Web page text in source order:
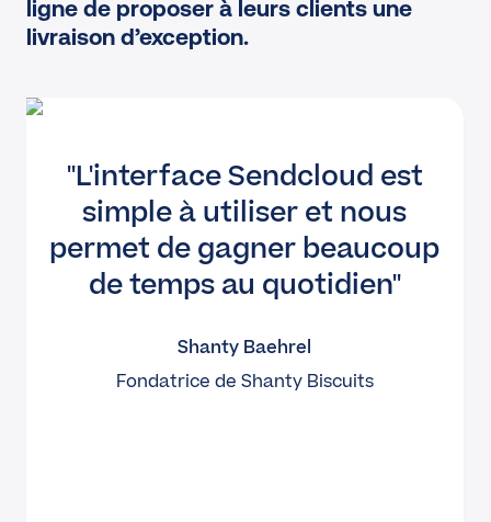
ligne de proposer à leurs clients une
livraison d’exception.
L'interface Sendcloud est
simple à utiliser et nous
permet de gagner beaucoup
de temps au quotidien
Shanty Baehrel
Fondatrice de Shanty Biscuits